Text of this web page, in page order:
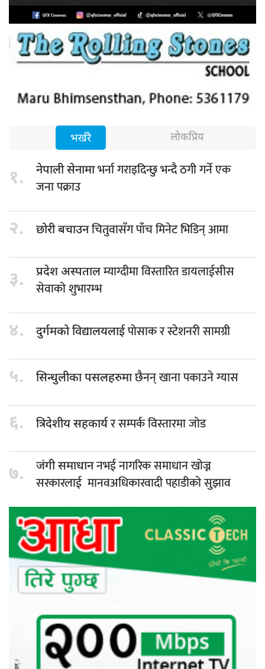
भर्खरै लोकप्रिय
१. नेपाली सेनामाभर्ना गराइदिन्छु भन्दै ठगी गर्ने एक
जना पक्राउ
२. छोरी बचाउनचितुवासँग पाँच मिनेट भिडिन् आमा
३. प्रदेश अस्पतालम्याग्दीमा विस्तारित डायलाईसीस
सेवाको शुभारम्भ
४. दुर्गमको विद्यालयलाईपोसाक र स्टेशनरी सामग्री
५. सिन्धुलीका पसलहरुमाछैनन् खाना पकाउने ग्यास
६. त्रिदेशीय सहकार्यर सम्पर्क विस्तारमा जोड
७. जंगी समाधाननभई नागरिक समाधान खोज्न
सरकारलाई मानवअधिकारवादी पहाडीको सुझाव